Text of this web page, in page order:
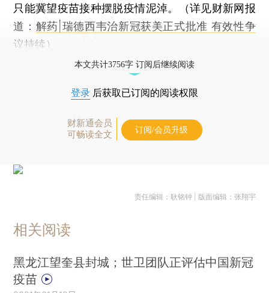
只能冀望疫苗接种摆脱疫情泥淖。（详见财新网报
道： 解药|瑞德西韦治新冠获美正式批准 有效性争
议持续 ）
本文共计3756字 订阅后继续阅读
登录 后获取已订阅的阅读权限
财新通会员
可畅读全文
订阅/会员升级
责任编辑：耿铭钟 | 版面编辑：张翔宇
相关阅读
黑龙江望奎县封城；世卫团队正评估中国新冠
疫苗